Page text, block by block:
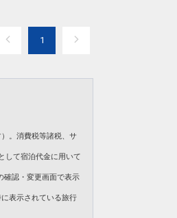
1名まで添い寝
1
。消費税等諸税、サ
して宿泊代金に用いて
確認・変更画面で表示
表示されている旅行